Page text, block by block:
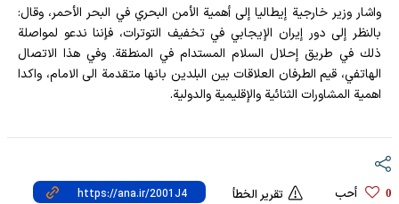
واشار وزير خارجية إيطاليا إلى أهمية الأمن البحري في البحر الأحمر، وقال:
بالنظر إلى دور إيران الإيجابي في تخفيف التوترات، فإننا ندعو لمواصلة
ذلك في طريق إحلال السلام المستدام في المنطقة. وفي هذا الاتصال
الهاتفي، قيم الطرفان العلاقات بين البلدين بانها متقدمة الى الامام، واكدا
اهمية المشاورات الثنائية والإقليمية والدولية.
0 أحب تقرير الخطأ